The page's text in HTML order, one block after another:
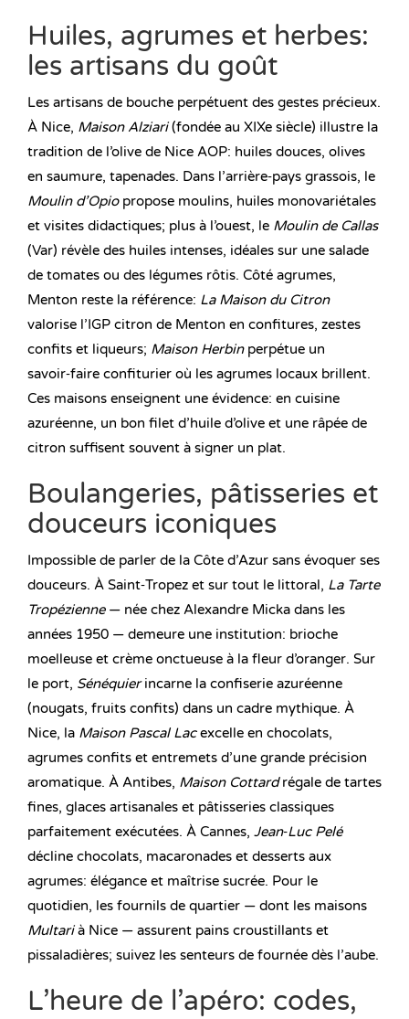
Huiles, agrumes et herbes:
les artisans du goût
Les artisans de bouche perpétuent des gestes précieux.
À Nice, Maison Alziari(fondée au XIXe siècle) illustre la
tradition de l’olive de Nice AOP: huiles douces, olives
en saumure, tapenades. Dans l’arrière‑pays grassois, le
Moulin d’Opiopropose moulins, huiles monovariétales
et visites didactiques; plus à l’ouest, le Moulin de Callas
(Var) révèle des huiles intenses, idéales sur une salade
de tomates ou des légumes rôtis. Côté agrumes,
Menton reste la référence: La Maison du Citron
valorise l’IGP citron de Menton en confitures, zestes
confits et liqueurs; Maison Herbinperpétue un
savoir‑faire confiturier où les agrumes locaux brillent.
Ces maisons enseignent une évidence: en cuisine
azuréenne, un bon filet d’huile d’olive et une râpée de
citron suffisent souvent à signer un plat.
Boulangeries, pâtisseries et
douceurs iconiques
Impossible de parler de la Côte d’Azur sans évoquer ses
douceurs. À Saint‑Tropez et sur tout le littoral, La Tarte
Tropézienne— née chez Alexandre Micka dans les
années 1950 — demeure une institution: brioche
moelleuse et crème onctueuse à la fleur d’oranger. Sur
le port, Sénéquierincarne la confiserie azuréenne
(nougats, fruits confits) dans un cadre mythique. À
Nice, la Maison Pascal Lacexcelle en chocolats,
agrumes confits et entremets d’une grande précision
aromatique. À Antibes, Maison Cottardrégale de tartes
fines, glaces artisanales et pâtisseries classiques
parfaitement exécutées. À Cannes, Jean‑Luc Pelé
décline chocolats, macaronades et desserts aux
agrumes: élégance et maîtrise sucrée. Pour le
quotidien, les fournils de quartier — dont les maisons
Multarià Nice — assurent pains croustillants et
pissaladières; suivez les senteurs de fournée dès l’aube.
L’heure de l’apéro: codes,